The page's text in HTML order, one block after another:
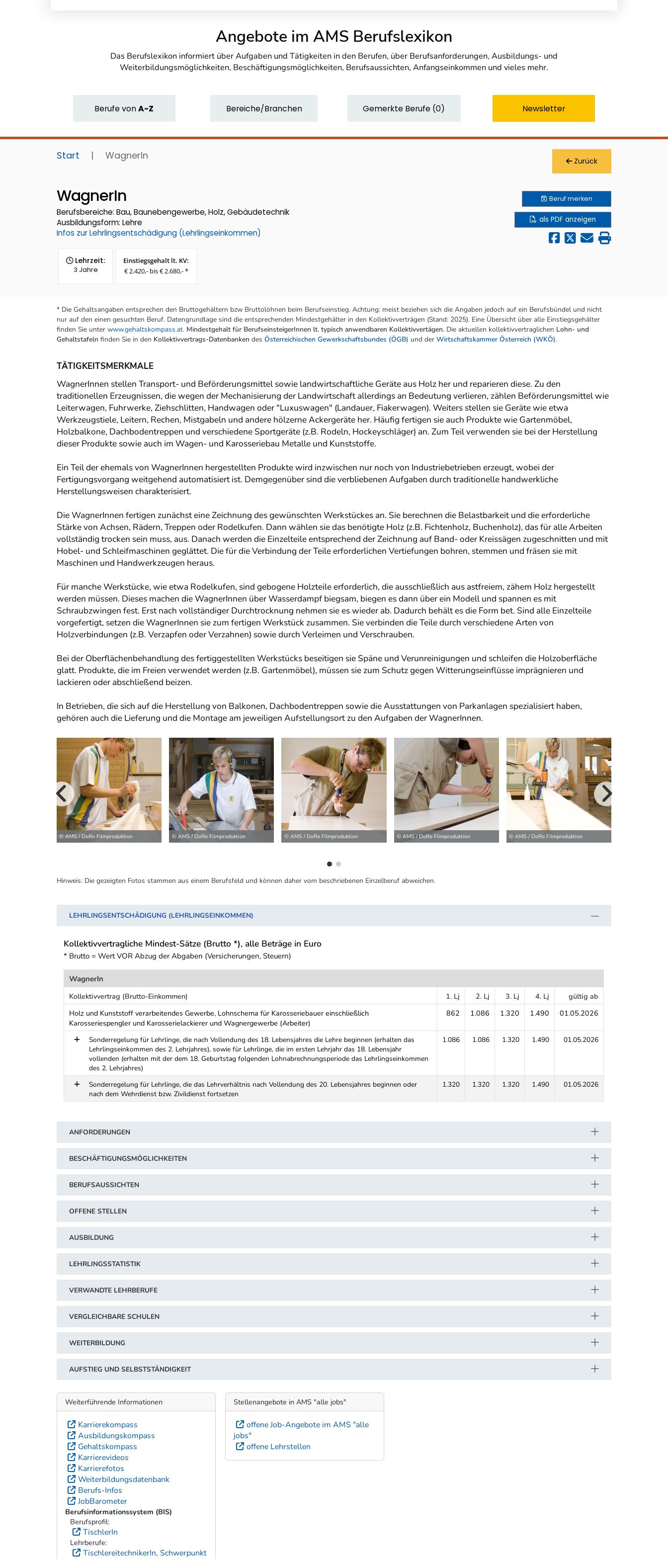
Angebote im AMS Berufslexikon
Das Berufslexikon informiert über Aufgaben und Tätigkeiten in den Berufen, über Berufsanforderungen, Ausbildungs- und
Weiterbildungsmöglichkeiten, Beschäftigungsmöglichkeiten, Berufsaussichten, Anfangseinkommen und vieles mehr.
BerufevonA-Z Bereiche/Branchen Gemerkte Berufe (0) Newsletter
Start | WagnerIn Zurück
WagnerIn
Berufsbereiche: Bau, Baunebengewerbe, Holz, Gebäudetechnik
Ausbildungsform: Lehre
Infos zur Lehrlingsentschädigung (Lehrlingseinkommen)
Lehrzeit:
3 Jahre
Einstiegsgehalt lt. KV:
€ 2.420,- bis € 2.680,- *
Berufmerken
als PDF anzeigen
* Die Gehaltsangaben entsprechen den Bruttogehältern bzw Bruttolöhnen beim Berufseinstieg. Achtung: meist beziehen sich die Angaben jedoch auf ein Berufsbündel und nicht
nur auf den einen gesuchten Beruf. Datengrundlage sind die entsprechenden Mindestgehälter in den Kollektivverträgen (Stand: 2025). Eine Übersicht über alle Einstiegsgehälter
finden Sie unter www.gehaltskompass.at. Mindestgehalt für BerufseinsteigerInnen lt. typisch anwendbaren Kollektivvertägen. Die aktuellen kollektivvertraglichen Lohn- und
Gehaltstafeln finden Sie in den Kollektivvertrags-Datenbanken des Österreichischen Gewerkschaftsbundes (ÖGB) und der Wirtschaftskammer Österreich (WKÖ).
TÄTIGKEITSMERKMALE
WagnerInnen stellen Transport- und Beförderungsmittel sowie landwirtschaftliche Geräte aus Holz her und reparieren diese. Zu den
traditionellen Erzeugnissen, die wegen der Mechanisierung der Landwirtschaft allerdings an Bedeutung verlieren, zählen Beförderungsmittel wie
Leiterwagen, Fuhrwerke, Ziehschlitten, Handwagen oder "Luxuswagen" (Landauer, Fiakerwagen). Weiters stellen sie Geräte wie etwa
Werkzeugstiele, Leitern, Rechen, Mistgabeln und andere hölzerne Ackergeräte her. Häufig fertigen sie auch Produkte wie Gartenmöbel,
Holzbalkone, Dachbodentreppen und verschiedene Sportgeräte (z.B. Rodeln, Hockeyschläger) an. Zum Teil verwenden sie bei der Herstellung
dieser Produkte sowie auch im Wagen- und Karosseriebau Metalle und Kunststoffe.
Ein Teil der ehemals von WagnerInnen hergestellten Produkte wird inzwischen nur noch von Industriebetrieben erzeugt, wobei der
Fertigungsvorgang weitgehend automatisiert ist. Demgegenüber sind die verbliebenen Aufgaben durch traditionelle handwerkliche
Herstellungsweisen charakterisiert.
Die WagnerInnen fertigen zunächst eine Zeichnung des gewünschten Werkstückes an. Sie berechnen die Belastbarkeit und die erforderliche
Stärke von Achsen, Rädern, Treppen oder Rodelkufen. Dann wählen sie das benötigte Holz (z.B. Fichtenholz, Buchenholz), das für alle Arbeiten
vollständig trocken sein muss, aus. Danach werden die Einzelteile entsprechend der Zeichnung auf Band- oder Kreissägen zugeschnitten und mit
Hobel- und Schleifmaschinen geglättet. Die für die Verbindung der Teile erforderlichen Vertiefungen bohren, stemmen und fräsen sie mit
Maschinen und Handwerkzeugen heraus.
Für manche Werkstücke, wie etwa Rodelkufen, sind gebogene Holzteile erforderlich, die ausschließlich aus astfreiem, zähem Holz hergestellt
werden müssen. Dieses machen die WagnerInnen über Wasserdampf biegsam, biegen es dann über ein Modell und spannen es mit
Schraubzwingen fest. Erst nach vollständiger Durchtrocknung nehmen sie es wieder ab. Dadurch behält es die Form bet. Sind alle Einzelteile
vorgefertigt, setzen die WagnerInnen sie zum fertigen Werkstück zusammen. Sie verbinden die Teile durch verschiedene Arten von
Holzverbindungen (z.B. Verzapfen oder Verzahnen) sowie durch Verleimen und Verschrauben.
Bei der Oberflächenbehandlung des fertiggestellten Werkstücks beseitigen sie Späne und Verunreinigungen und schleifen die Holzoberfläche
glatt. Produkte, die im Freien verwendet werden (z.B. Gartenmöbel), müssen sie zum Schutz gegen Witterungseinflüsse imprägnieren und
lackieren oder abschließend beizen.
In Betrieben, die sich auf die Herstellung von Balkonen, Dachbodentreppen sowie die Ausstattungen von Parkanlagen spezialisiert haben,
gehören auch die Lieferung und die Montage am jeweiligen Aufstellungsort zu den Aufgaben der WagnerInnen.
© AMS / DoRo Filmproduktion © AMS / DoRo Filmproduktion © AMS / DoRo Filmproduktion © AMS / DoRo Filmproduktion © AMS / DoRo Filmproduktion
vorherige Bilder weitere Bilder>
Hinweis: Die gezeigten Fotos stammen aus einem Berufsfeld und können daher vom beschriebenen Einzelberuf abweichen.
LEHRLINGSENTSCHÄDIGUNG (LEHRLINGSEINKOMMEN)
Kollektivvertragliche Mindest-Sätze (Brutto *), alle Beträge in Euro
* Brutto = Wert VOR Abzug der Abgaben (Versicherungen, Steuern)
WagnerIn
Kollektivvertrag (Brutto-Einkommen)
1. Lj 2. Lj 3. Lj 4. Lj
gültig ab
Holz und Kunststoff verarbeitendes Gewerbe, Lohnschema für Karosseriebauer einschließlich
Karosseriespengler und Karosserielackierer und Wagnergewerbe (Arbeiter)
862 1.086 1.320 1.490 01.05.2026
Sonderregelung für Lehrlinge, die nach Vollendung des 18. Lebensjahres die Lehre beginnen (erhalten das
Lehrlingseinkommen des 2. Lehrjahres), sowie für Lehrlinge, die im ersten Lehrjahr das 18. Lebensjahr
vollenden (erhalten mit der dem 18. Geburtstag folgenden Lohnabrechnungsperiode das Lehrlingseinkommen
des 2. Lehrjahres)
1.086 1.086 1.320 1.490 01.05.2026
Sonderregelung für Lehrlinge, die das Lehrverhältnis nach Vollendung des 20. Lebensjahres beginnen oder
nach dem Wehrdienst bzw. Zivildienst fortsetzen
1.320 1.320 1.320 1.490 01.05.2026
ANFORDERUNGEN
BESCHÄFTIGUNGSMÖGLICHKEITEN
BERUFSAUSSICHTEN
OFFENE STELLEN
AUSBILDUNG
LEHRLINGSSTATISTIK
VERWANDTE LEHRBERUFE
VERGLEICHBARE SCHULEN
WEITERBILDUNG
AUFSTIEG UND SELBSTSTÄNDIGKEIT
Weiterführende Informationen
Karrierekompass
Ausbildungskompass
Gehaltskompass
Karrierevideos
Karrierefotos
Weiterbildungsdatenbank
Berufs-Infos
JobBarometer
Berufsinformationssystem (BIS)
Berufsprofil:
TischlerIn
Lehrberufe:
TischlereitechnikerIn, Schwerpunkt
Stellenangebote in AMS "alle jobs"
offene Job-Angebote im AMS "alle
jobs"
offene Lehrstellen